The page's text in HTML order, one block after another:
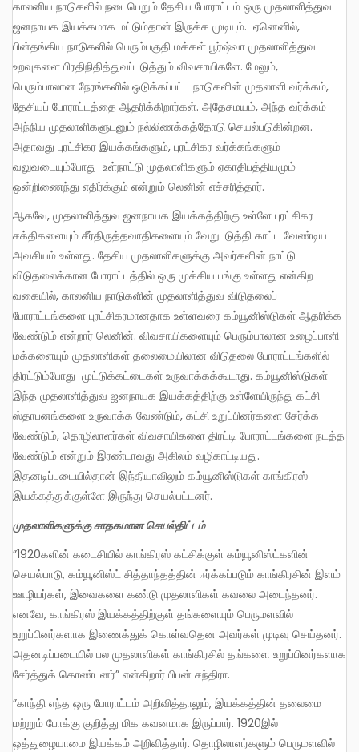
காலனிய நாடுகளில் நடைபெறும் தேசிய போராட்டம் ஒரு முதலாளித்துவ
ஜனநாயக இயக்கமாக மட்டும்தான் இருக்க முடியும். ஏனெனில்,
பின்தங்கிய நாடுகளில் பெரும்பகுதி மக்கள் பூர்ஷ்வா முதலாளித்துவ
உறவுகளை பிரதிநிதித்துவப்படுத்தும் விவசாயிகளே. மேலும்,
பெரும்பாலான நேரங்களில் ஒடுக்கப்பட்ட நாடுகளின் முதலாளி வர்க்கம்,
தேசியப் போராட்டத்தை ஆதரிக்கிறார்கள். அதேசமயம், அந்த வர்க்கம்
அந்நிய முதலாளிகளுடனும் நல்லிணக்கத்தோடு செயல்படுகின்றன.
அதாவது புரட்சிகர இயக்கங்களும், புரட்சிகர வர்க்கங்களும்
வலுவடையும்போது உள்நாட்டு முதலாளிகளும் ஏகாதிபத்தியமும்
ஒன்றிணைந்து எதிர்க்கும் என்றும் லெனின் எச்சரித்தார்.
ஆகவே, முதலாளித்துவ ஜனநாயக இயக்கத்திற்கு உள்ளே புரட்சிகர
சக்திகளையும் சீர்திருத்தவாதிகளையும் வேறுபடுத்தி காட்ட வேண்டிய
அவசியம் உள்ளது. தேசிய முதலாளிகளுக்கு அவர்களின் நாட்டு
விடுதலைக்கான போராட்டத்தில் ஒரு முக்கிய பங்கு உள்ளது என்கிற
வகையில், காலனிய நாடுகளின் முதலாளித்துவ விடுதலைப்
போராட்டங்களை புரட்சிகரமானதாக உள்ளவரை கம்யூனிஸ்டுகள் ஆதரிக்க
வேண்டும் என்றார் லெனின். விவசாயிகளையும் பெரும்பாலான உழைப்பாளி
மக்களையும் முதலாளிகள் தலைமையிலான விடுதலை போராட்டங்களில்
திரட்டும்போது முட்டுக்கட்டைகள் உருவாக்கக்கூடாது. கம்யூனிஸ்டுகள்
இந்த முதலாளித்துவ ஜனநாயக இயக்கத்திற்கு உள்ளேயிருந்து கட்சி
ஸ்தாபனங்களை உருவாக்க வேண்டும், கட்சி உறுப்பினர்களை சேர்க்க
வேண்டும், தொழிலாளர்கள் விவசாயிகளை திரட்டி போராட்டங்களை நடத்த
வேண்டும் என்றும் இரண்டாவது அகிலம் வழிகாட்டியது.
இதனடிப்படையில்தான் இந்தியாவிலும் கம்யூனிஸ்டுகள் காங்கிரஸ்
இயக்கத்துக்குள்ளே இருந்து செயல்பட்டனர்.
முதலாளிகளுக்கு சாதகமான செயல்திட்டம்
”1920களின் கடைசியில் காங்கிரஸ் கட்சிக்குள் கம்யூனிஸ்ட்களின்
செயல்பாடு, கம்யூனிஸ்ட் சித்தாந்தத்தின் ஈர்க்கப்படும் காங்கிரசின் இளம்
ஊழியர்கள், இவைகளை கண்டு முதலாளிகள் கவலை அடைந்தனர்.
எனவே, காங்கிரஸ் இயக்கத்திற்குள் தங்களையும் பெருமளவில்
உறுப்பினர்களாக இணைக்துக் கொள்வதென அவர்கள் முடிவு செய்தனர்.
அதனடிப்படையில் பல முதலாளிகள் காங்கிரசில் தங்களை உறுப்பினர்களாக
சேர்த்துக் கொண்டனர்” என்கிறார் பிபன் சந்திரா.
”காந்தி எந்த ஒரு போராட்டம் அறிவித்தாலும், இயக்கத்தின் தலைமை
மற்றும் போக்கு குறித்து மிக கவனமாக இருப்பார். 1920இல்
ஒத்துழையாமை இயக்கம் அறிவித்தார். தொழிலாளர்களும் பெருமளவில்